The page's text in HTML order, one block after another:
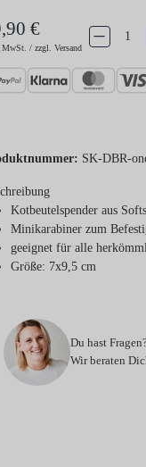
€
/ zzgl. Versand
Produkt
SK-DBR-
Kotbeutelspender aus
Minikarabiner zum
geeignet für alle
Größe: 7x9,5 cm
Du hast
Wir beraten